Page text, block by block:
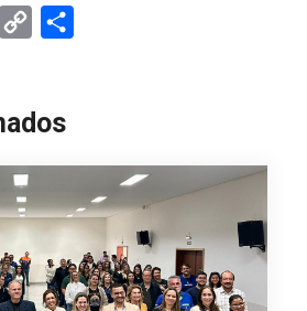
LinkedIn
Copy